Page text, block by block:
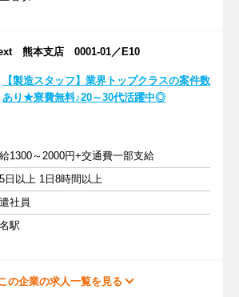
熊本支店 0001-01／E10
【製造スタッフ】業界トップクラスの案件数
あり★寮費無料♪20～30代活躍中◎
1300～2000円+交通費一部支給
日以上 1日8時間以上
社員
駅
の企業の求人一覧を見る